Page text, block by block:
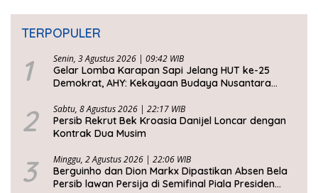
TERPOPULER
1 Senin, 3 Agustus 2026 | 09:42 WIB
Gelar Lomba Karapan Sapi Jelang HUT ke-25
Demokrat, AHY: Kekayaan Budaya Nusantara
2 Sabtu, 8 Agustus 2026 | 22:17 WIB
Persib Rekrut Bek Kroasia Danijel Loncar dengan
Kontrak Dua Musim
3 Minggu, 2 Agustus 2026 | 22:06 WIB
Berguinho dan Dion Markx Dipastikan Absen Bela
Persib lawan Persija di Semifinal Piala Presiden